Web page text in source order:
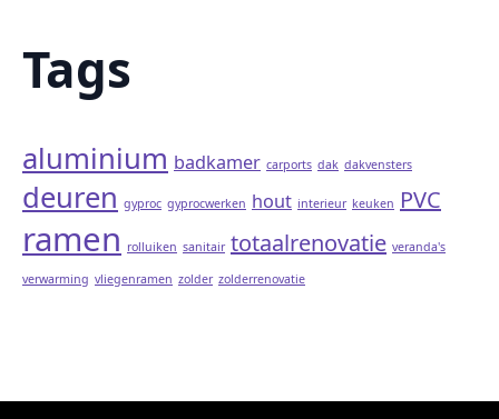
Tags
aluminium badkamer carports dak dakvensters
deuren gyproc gyprocwerken hout interieur keuken PVC
ramen rolluiken sanitair totaalrenovatie veranda's
verwarming vliegenramen zolder zolderrenovatie